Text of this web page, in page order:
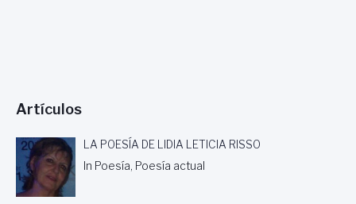
Artículos
LA POESÍA DE LIDIA LETICIA RISSO
In Poesía, Poesía actual